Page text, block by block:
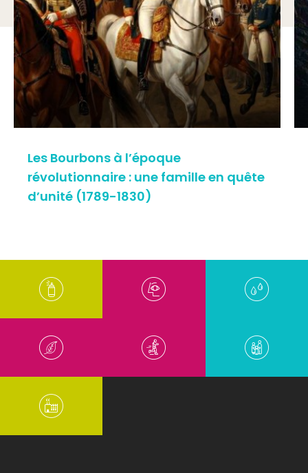
Les Bourbons à l’époque
révolutionnaire : une famille en quête
d’unité (1789-1830)